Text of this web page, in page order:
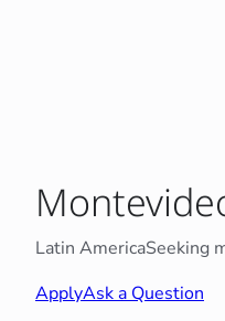
Latin AmericaSeeking
ApplyAsk a Question